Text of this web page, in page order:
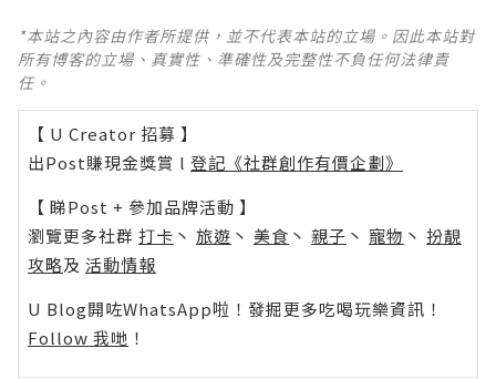
*本站之內容由作者所提供，並不代表本站的立場。因此本站對
所有博客的立場、真實性、準確性及完整性不負任何法律責
任。
【 U Creator 招募 】
出Post賺現金獎賞 l 登記《社群創作有價企劃》
【 睇Post + 參加品牌活動 】
瀏覽更多社群 打卡 丶 旅遊 丶 美食 丶 親子 丶 寵物 丶 扮靚
攻略及 活動情報
U Blog開咗WhatsApp啦！發掘更多吃喝玩樂資訊！
Follow 我哋 ！